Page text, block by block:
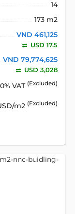
14
173 m2
VND 461,125
USD 17.5
VND 79,774,625
USD 3,028
VAT (Excluded)
m2 (Excluded)